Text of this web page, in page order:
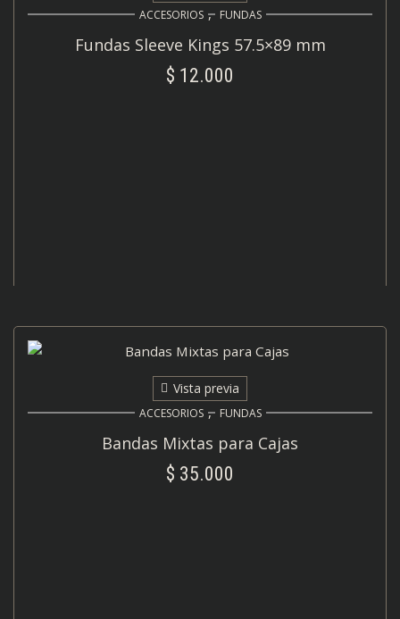
ACCESORIOS , FUNDAS
Fundas Sleeve Kings 57.5×89 mm
$ 12.000
Vista previa
ACCESORIOS , FUNDAS
Bandas Mixtas para Cajas
$ 35.000